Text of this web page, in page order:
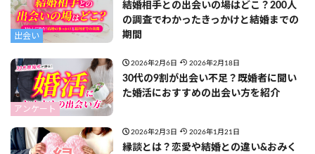
出会い
結婚相手との出会いの場はどこ？200人
の調査でわかったきっかけと結婚までの
期間
アンケート
2026年2月6日 2026年2月18日
30代の9割が出会い不足？既婚者に聞い
た婚活におすすめの出会い方を紹介
2026年2月3日 2026年1月21日
縁談とは？恋愛や結婚との違い&おみく